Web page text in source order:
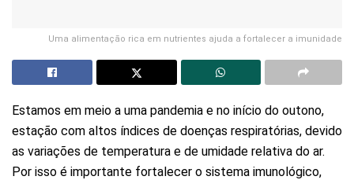
Uma alimentação rica em nutrientes ajuda a fortalecer a imunidade
Estamos em meio a uma pandemia e no início do outono,
estação com altos índices de doenças respiratórias, devido
as variações de temperatura e de umidade relativa do ar.
Por isso é importante fortalecer o sistema imunológico,